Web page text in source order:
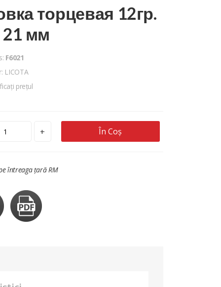
торцевая 12гр.
мм
F6021
LICOTA
prețul
+ În Coș
întreaga țară RM